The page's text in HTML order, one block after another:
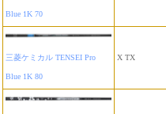
Blue 1K 70
三菱ケミカル TENSEI Pro
Blue 1K 80
X TX